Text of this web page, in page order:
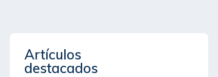
Artículos
destacados